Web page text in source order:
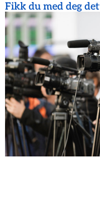
Fikk du med deg